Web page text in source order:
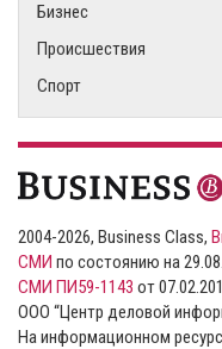
Бизнес
Происшествия
Спорт
2004-2026, Business Class,
СМИ по состоянию на
СМИ ПИ59-1143 от
ООО “Центр деловой
На информационном